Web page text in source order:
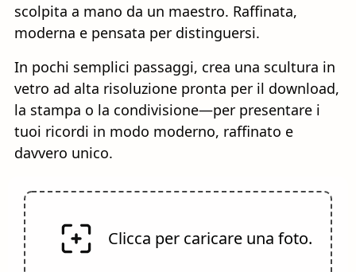
scolpita a mano da un maestro. Raffinata,
moderna e pensata per distinguersi.
In pochi semplici passaggi, crea una scultura in
vetro ad alta risoluzione pronta per il download,
la stampa o la condivisione—per presentare i
tuoi ricordi in modo moderno, raffinato e
davvero unico.
Clicca per caricare una foto.